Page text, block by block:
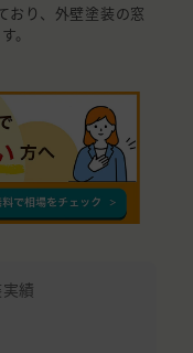
おり、外壁塗装の窓
。
績